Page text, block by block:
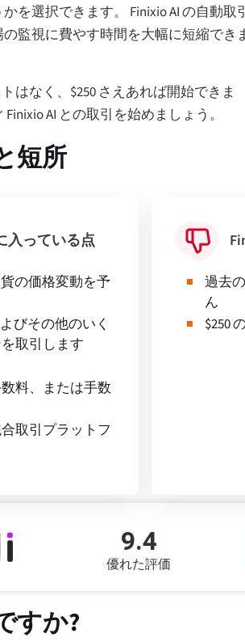
を選択できます。 Finixio AI の自動取
監視に費やす時間を大幅に短縮でき
はなく、$250 さえあれば開始できま
AI との取引を始めましょう。
短所
入っている点
の価格変動を予
びその他のいく
取引します
料、または手数
取引プラットフ
過去
ん
$250
9.4
優れた評価
すか?